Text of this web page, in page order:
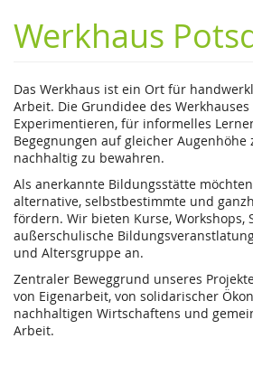
Werkhaus
Das Werkhaus ist ein Ort für
Arbeit. Die Grundidee des
Experimentieren, für informelles
Begegnungen auf gleicher Augenhöhe
nachhaltig zu bewahren.
Als anerkannte Bildungsstätte
alternative, selbstbestimmte und
fördern. Wir bieten Kurse, Workshops,
außerschulische
und Altersgruppe an.
Zentraler Beweggrund unseres
von Eigenarbeit, von solidarischer
nachhaltigen Wirtschaftens und
Arbeit.